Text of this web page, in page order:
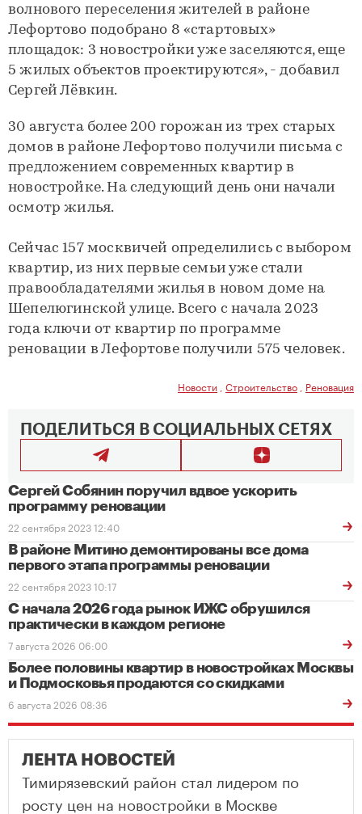
волнового переселения жителей в районе
Лефортово подобрано 8 «стартовых»
площадок: 3 новостройки уже заселяются, еще
5 жилых объектов проектируются», - добавил
Сергей Лёвкин.
30 августа более 200 горожан из трех старых
домов в районе Лефортово получили письма с
предложением современных квартир в
новостройке. На следующий день они начали
осмотр жилья.
Сейчас 157 москвичей определились с выбором
квартир, из них первые семьи уже стали
правообладателями жилья в новом доме на
Шепелюгинской улице. Всего с начала 2023
года ключи от квартир по программе
реновации в Лефортове получили 575 человек.
Новости Строительство Реновация
ПОДЕЛИТЬСЯ В СОЦИАЛЬНЫХ СЕТЯХ
Сергей Собянин поручил вдвое ускорить
программу реновации
22 сентября 2023 12:40
В районе Митино демонтированы все дома
первого этапа программы реновации
22 сентября 2023 10:17
С начала 2026 года рынок ИЖС обрушился
практически в каждом регионе
7 августа 2026 06:00
Более половины квартир в новостройках Москвы
и Подмосковья продаются со скидками
6 августа 2026 08:36
ЛЕНТА НОВОСТЕЙ
Тимирязевский район стал лидером по
росту цен на новостройки в Москве